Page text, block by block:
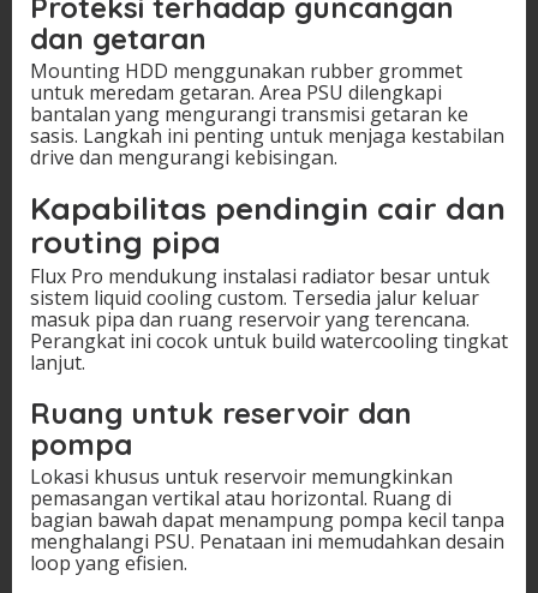
dan getaran
Mounting HDD menggunakan rubber grommet
untuk meredam getaran. Area PSU dilengkapi
bantalan yang mengurangi transmisi getaran ke
sasis. Langkah ini penting untuk menjaga kestabilan
drive dan mengurangi kebisingan.
Kapabilitas pendingin cair dan
routing pipa
Flux Pro mendukung instalasi radiator besar untuk
sistem liquid cooling custom. Tersedia jalur keluar
masuk pipa dan ruang reservoir yang terencana.
Perangkat ini cocok untuk build watercooling tingkat
lanjut.
Ruang untuk reservoir dan
pompa
Lokasi khusus untuk reservoir memungkinkan
pemasangan vertikal atau horizontal. Ruang di
bagian bawah dapat menampung pompa kecil tanpa
menghalangi PSU. Penataan ini memudahkan desain
loop yang efisien.